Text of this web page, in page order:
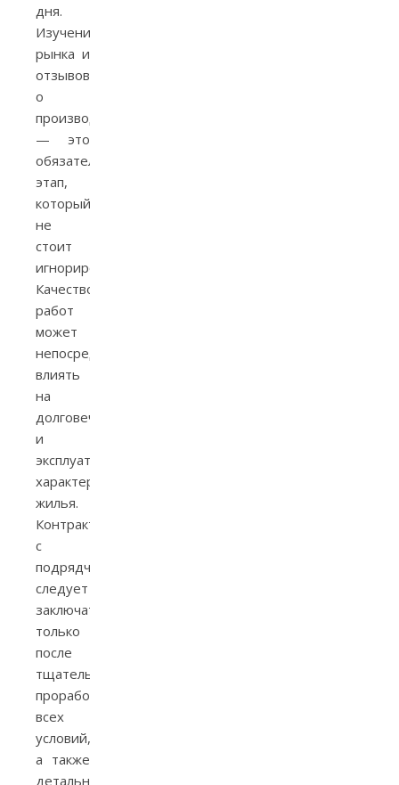
дня.
Изучение
рынка и
отзывов
о
производителях
— это
обязательный
этап,
который
не
стоит
игнорировать.
Качество
работ
может
непосредственно
влиять
на
долговечность
и
эксплуатационные
характеристики
жилья.
Контракт
с
подрядчиком
следует
заключать
только
после
тщательной
проработки
всех
условий,
а также
детального